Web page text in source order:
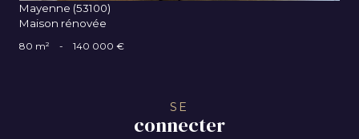
Mayenne (53100)
Maison rénovée
80 m² - 140 000 €
SE
connecter